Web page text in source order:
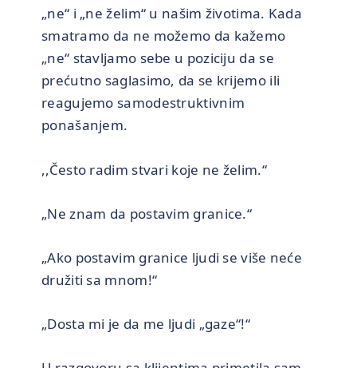
„ne“ i „ne želim“ u našim životima. Kada
smatramo da ne možemo da kažemo
„ne“ stavljamo sebe u poziciju da se
prećutno saglasimo, da se krijemo ili
reagujemo samodestruktivnim
ponašanjem.
,,Često radim stvari koje ne želim.“
„Ne znam da postavim granice.“
„Ako postavim granice ljudi se više neće
družiti sa mnom!“
„Dosta mi je da me ljudi „gaze“!“